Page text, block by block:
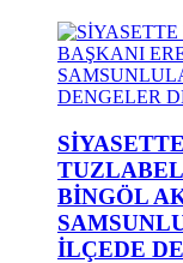
BİNGÖL
İLÇEDE